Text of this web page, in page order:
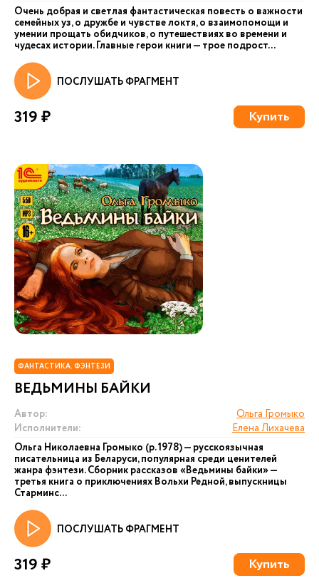
Очень добрая и светлая фантастическая повесть о важности
семейных уз, о дружбе и чувстве локтя, о взаимопомощи и
умении прощать обидчиков, о путешествиях во времени и
чудесах истории. Главные герои книги — трое подрост...
ПОСЛУШАТЬ ФРАГМЕНТ
319 ₽ Купить
ФАНТАСТИКА. ФЭНТЕЗИ
ВЕДЬМИНЫ БАЙКИ
Автор:
Ольга Громыко
Исполнители:
Елена Лихачева
Ольга Николаевна Громыко (р. 1978) — русскоязычная
писательница из Беларуси, популярная среди ценителей
жанра фэнтези. Сборник рассказов «Ведьмины байки» —
третья книга о приключениях Вольхи Редной, выпускницы
Старминс...
ПОСЛУШАТЬ ФРАГМЕНТ
319 ₽ Купить